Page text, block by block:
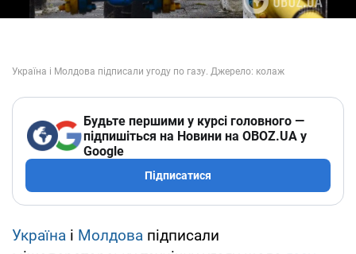
Будьте першими у курсі головного —
підпишіться на Новини на OBOZ.UA у
Google
Підписатися
Україна і Молдова підписали